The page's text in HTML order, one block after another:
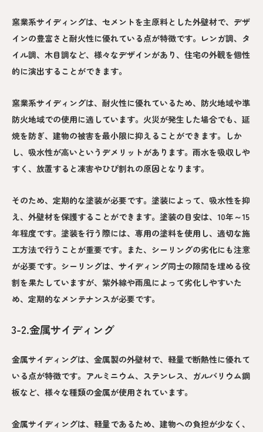
窯業系サイディングは、セメントを主原料とした外壁材で、デザ
インの豊富さと耐火性に優れている点が特徴です。レンガ調、タ
イル調、木目調など、様々なデザインがあり、住宅の外観を個性
的に演出することができます。
窯業系サイディングは、耐火性に優れているため、防火地域や準
防火地域での使用に適しています。火災が発生した場合でも、延
焼を防ぎ、建物の被害を最小限に抑えることができます。しか
し、吸水性が高いというデメリットがあります。雨水を吸収しや
すく、放置すると凍害やひび割れの原因となります。
そのため、定期的な塗装が必要です。塗装によって、吸水性を抑
え、外壁材を保護することができます。塗装の目安は、10年～15
年程度です。塗装を行う際には、専用の塗料を使用し、適切な施
工方法で行うことが重要です。また、シーリングの劣化にも注意
が必要です。シーリングは、サイディング同士の隙間を埋める役
割を果たしていますが、紫外線や雨風によって劣化しやすいた
め、定期的なメンテナンスが必要です。
3-2.金属サイディング
金属サイディングは、金属製の外壁材で、軽量で断熱性に優れて
いる点が特徴です。アルミニウム、ステンレス、ガルバリウム鋼
板など、様々な種類の金属が使用されています。
金属サイディングは、軽量であるため、建物への負担が少なく、